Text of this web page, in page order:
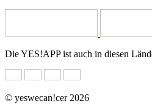
Die YES!APP ist auch in diesen
© yeswecan!cer 2026